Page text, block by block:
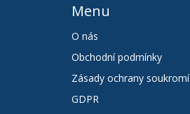
Menu
O nás
Obchodní podmínky
Zásady ochrany soukromí
GDPR